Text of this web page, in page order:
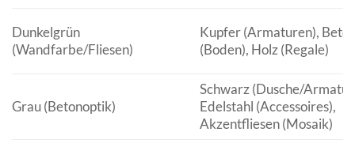
Dunkelgrün
(Wandfarbe/Fliesen)
Kupfer (Armaturen),
(Boden), Holz (Regale)
Grau (Betonoptik)
Schwarz (Dusche/
Edelstahl (Accessoires),
Akzentfliesen (Mosaik)